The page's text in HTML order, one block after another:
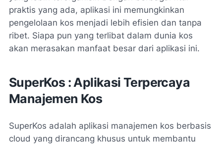
praktis yang ada, aplikasi ini memungkinkan
pengelolaan kos menjadi lebih efisien dan tanpa
ribet. Siapa pun yang terlibat dalam dunia kos
akan merasakan manfaat besar dari aplikasi ini.
SuperKos : Aplikasi Terpercaya
Manajemen Kos
SuperKos adalah aplikasi manajemen kos berbasis
cloud yang dirancang khusus untuk membantu